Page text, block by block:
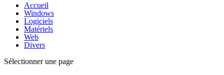
Accueil
Windows
Logiciels
Matériels
Web
Divers
Sélectionner une page